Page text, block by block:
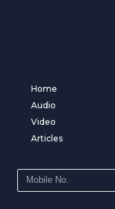
Home
Audio
Video
Articles